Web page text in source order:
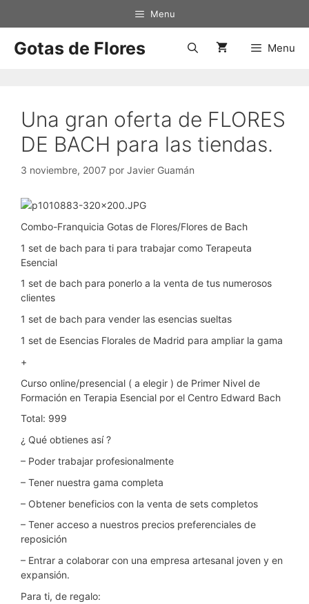
Menu
Gotas de Flores Menu
Una gran oferta de FLORES
DE BACH para las tiendas.
3 noviembre, 2007 por Javier Guamán
Combo-Franquicia Gotas de Flores/Flores de Bach
1 set de bach para ti para trabajar como Terapeuta
Esencial
1 set de bach para ponerlo a la venta de tus numerosos
clientes
1 set de bach para vender las esencias sueltas
1 set de Esencias Florales de Madrid para ampliar la gama
+
Curso online/presencial ( a elegir ) de Primer Nivel de
Formación en Terapia Esencial por el Centro Edward Bach
Total: 999
¿ Qué obtienes así ?
– Poder trabajar profesionalmente
– Tener nuestra gama completa
– Obtener beneficios con la venta de sets completos
– Tener acceso a nuestros precios preferenciales de
reposición
– Entrar a colaborar con una empresa artesanal joven y en
expansión.
Para ti, de regalo: